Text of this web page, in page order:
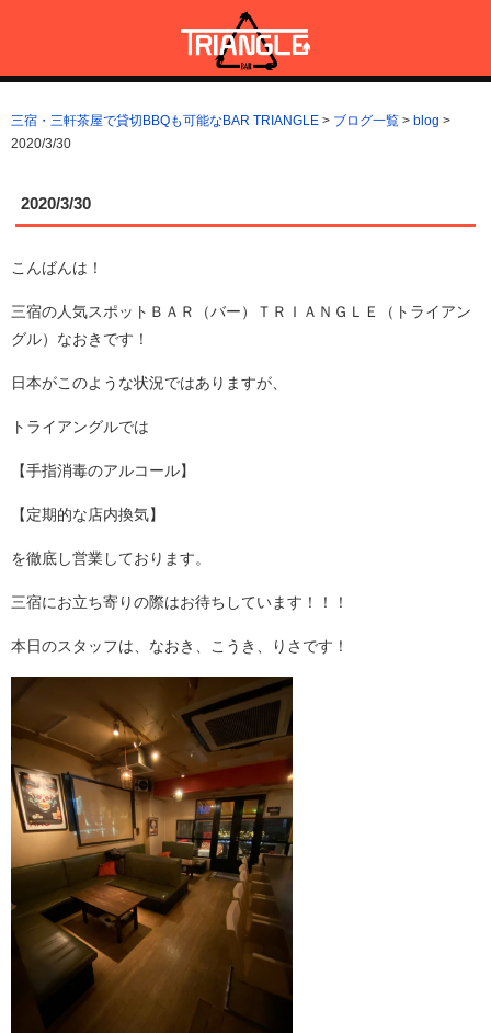
ン
へ
ス
三宿・三軒茶屋で貸切BBQも可能なBAR TRIANGLE
三宿・三軒茶屋A5ランクの貸切BBQも可能なBAR TRIANGLE(バー・
トライアングル)
三宿・三軒茶屋で貸切BBQも可能なBAR TRIANGLE > ブログ一覧 > blog >
2020/3/30
2020/3/30
こんばんは！
三宿の人気スポットＢＡＲ（バー）ＴＲＩＡＮＧＬＥ（トライアン
グル）なおきです！
日本がこのような状況ではありますが、
トライアングルでは
【手指消毒のアルコール】
【定期的な店内換気】
を徹底し営業しております。
三宿にお立ち寄りの際はお待ちしています！！！
本日のスタッフは、なおき、こうき、りさです！